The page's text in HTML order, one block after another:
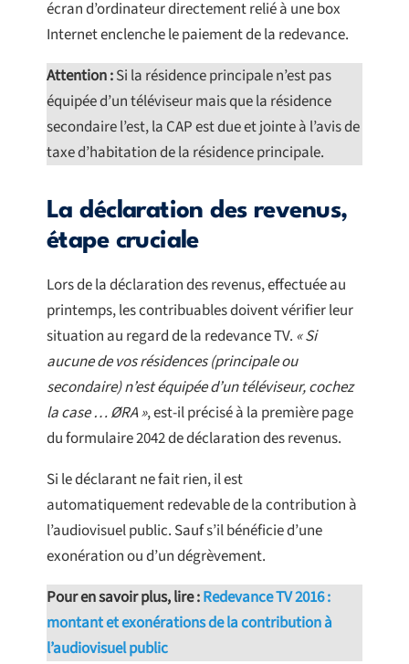
écran d’ordinateur directement relié à une box
Internet enclenche le paiement de la redevance.
Attention :Si la résidence principale n’est pas
équipée d’un téléviseur mais que la résidence
secondaire l’est, la CAP est due et jointe à l’avis de
taxe d’habitation de la résidence principale.
La déclaration des revenus,
étape cruciale
Lors de la déclaration des revenus, effectuée au
printemps, les contribuables doivent vérifier leur
situation au regard de la redevance TV. « Si
aucune de vos résidences (principale ou
secondaire) n’est équipée d’un téléviseur, cochez
la case … ØRA », est-il précisé à la première page
du formulaire 2042 de déclaration des revenus.
Si le déclarant ne fait rien, il est
automatiquement redevable de la contribution à
l’audiovisuel public. Sauf s’il bénéficie d’une
exonération ou d’un dégrèvement.
Pour en savoir plus, lire :Redevance TV 2016 :
montant et exonérations de la contribution à
l’audiovisuel public